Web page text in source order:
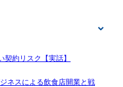
約リスク【実話】
ネスによる飲食店開業と戦